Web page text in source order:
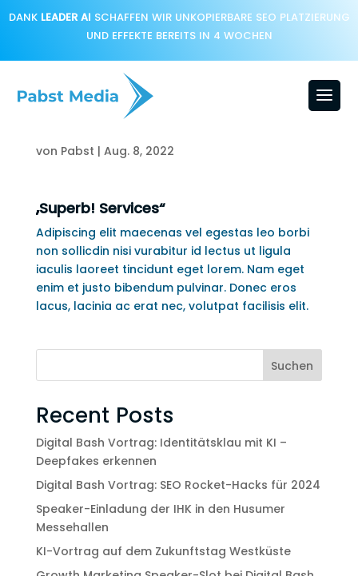
DANK LEADER AI SCHAFFEN WIR UNKOPIERBARE SEO PLATZIERUNG
UND EFFEKTE BEREITS IN 4 WOCHEN
Jackson Doe
von Pabst | Aug. 8, 2022
„Superb! Services“
Adipiscing elit maecenas vel egestas leo borbi
non sollicdin nisi vurabitur id lectus ut ligula
iaculis laoreet tincidunt eget lorem. Nam eget
enim et justo bibendum pulvinar. Donec eros
lacus, lacinia ac erat nec, volutpat facilisis elit.
Suchen
Recent Posts
Digital Bash Vortrag: Identitätsklau mit KI –
Deepfakes erkennen
Digital Bash Vortrag: SEO Rocket-Hacks für 2024
Speaker-Einladung der IHK in den Husumer
Messehallen
KI-Vortrag auf dem Zukunftstag Westküste